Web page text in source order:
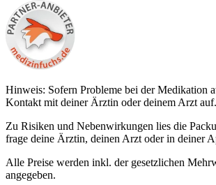
Hinweis: Sofern Probleme bei der Medikation
Kontakt mit deiner Ärztin oder deinem Arzt auf.
Zu Risiken und Nebenwirkungen lies die
frage deine Ärztin, deinen Arzt oder in deiner
Alle Preise werden inkl. der gesetzlichen
angegeben.